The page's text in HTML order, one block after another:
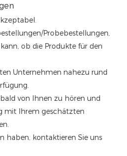
Probebestellungen,
ob die Produkte für den
Unternehmen nahezu rund
von Ihnen zu hören und
mit Ihrem geschätzten
haben, kontaktieren Sie uns